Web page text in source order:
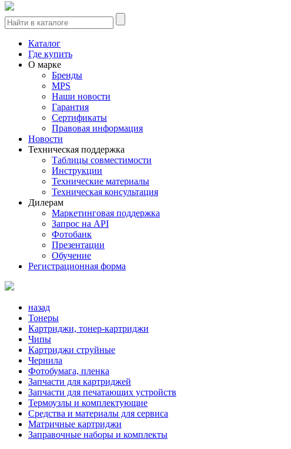
Каталог
Где купить
О марке
Бренды
MPS
Наши новости
Гарантия
Сертификаты
Правовая информация
Новости
Техническая поддержка
Таблицы совместимости
Инструкции
Технические материалы
Техническая консультация
Дилерам
Маркетинговая поддержка
Запрос на API
Фотобанк
Презентации
Обучение
Регистрационная форма
назад
Тонеры
Картриджи, тонер-картриджи
Чипы
Картриджи струйные
Чернила
Фотобумага, пленка
Запчасти для картриджей
Запчасти для печатающих устройств
Термоузлы и комплектующие
Средства и материалы для сервиса
Матричные картриджи
Заправочные наборы и комплекты